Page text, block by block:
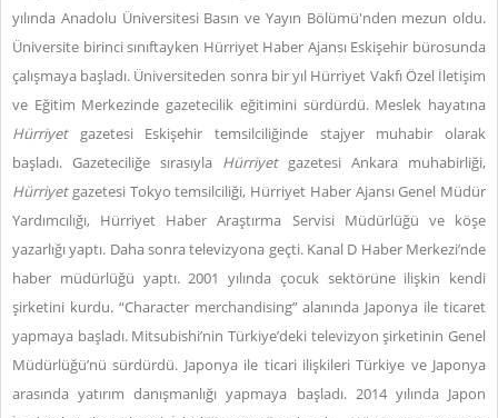
yılında Anadolu Üniversitesi Basın ve Yayın Bölümü'nden mezun oldu.
Üniversite birinci sınıftayken Hürriyet Haber Ajansı Eskişehir bürosunda
çalışmaya başladı. Üniversiteden sonra bir yıl Hürriyet Vakfı Özel İletişim
ve Eğitim Merkezinde gazetecilik eğitimini sürdürdü. Meslek hayatına
Hürriyet gazetesi Eskişehir temsilciliğinde stajyer muhabir olarak
başladı. Gazeteciliğe sırasıyla Hürriyetgazetesi Ankara muhabirliği,
Hürriyet gazetesi Tokyo temsilciliği, Hürriyet Haber Ajansı Genel Müdür
Yardımcılığı, Hürriyet Haber Araştırma Servisi Müdürlüğü ve köşe
yazarlığı yaptı. Daha sonra televizyona geçti. Kanal D Haber Merkezi’nde
haber müdürlüğü yaptı. 2001 yılında çocuk sektörüne ilişkin kendi
şirketini kurdu. “Character merchandising” alanında Japonya ile ticaret
yapmaya başladı. Mitsubishi’nin Türkiye’deki televizyon şirketinin Genel
Müdürlüğü’nü sürdürdü. Japonya ile ticari ilişkileri Türkiye ve Japonya
arasında yatırım danışmanlığı yapmaya başladı. 2014 yılında Japon